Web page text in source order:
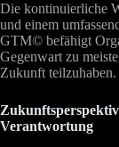
Die kontinuierliche
und einem
GTM© befähigt
Gegenwart zu
Zukunft teilzuhaben.
Verantwortung